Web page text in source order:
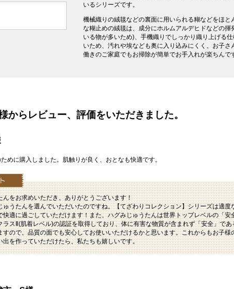
いるシリーズです。
機械織りの絨毯などの裏面に用いられる糊などをほと
な糊止めの絨毯は、成分にホルムアルデヒドなどの揮
いる物が多いため)、手機織りでしっかり織り上げる
いため、汚れや埃なども奥に入り込みにくく、お子さ
働きのご家庭でもお掃除が簡単でお手入れが楽ちんで
らレビュー、評価をいただきました。
めに購入しました。肌触りが良く、おとなも快適です。
んをお求めいただき、ありがとうございます！
ゅうたんを選んでいただいたのですね。【てざわりコレクション】シリーズは適度
快適に過ごしていただけます！また、ハグみじゅうたんは世界トップレベルの「
ラスⅡ(肌着レベル)の認証を取得しており、体に有害な物質が含まれず「安全」で
すので、品質の面でも安心してお使いいただけるかと思います。これからもお子様
出を作っていただけたら、私たちも嬉しいです。